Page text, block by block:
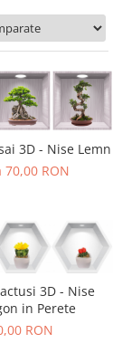
3D - Nise Lemn
70,00 RON
3D - Nise
in Perete
RON